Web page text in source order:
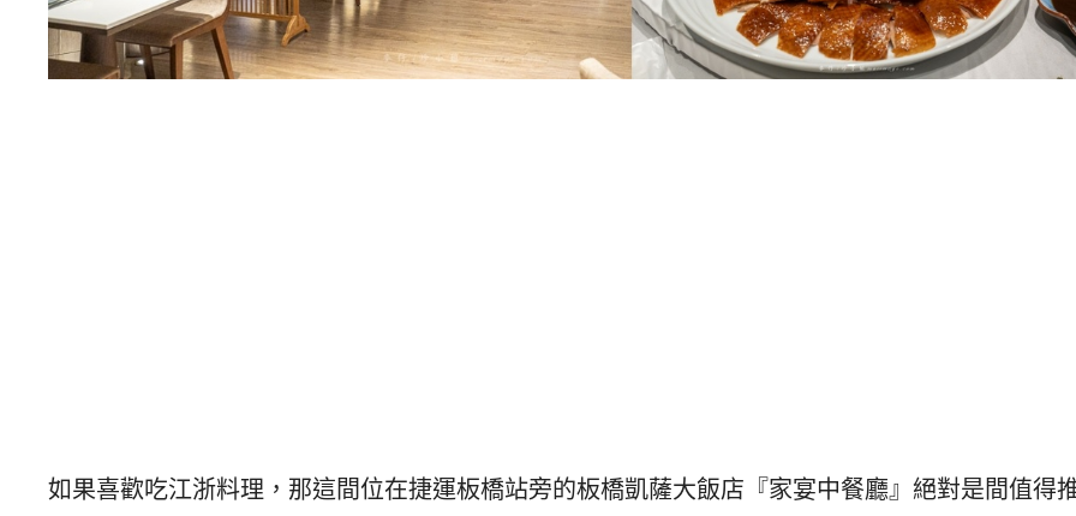
如果喜歡吃江浙料理，那這間位在捷運板橋站旁的板橋凱薩大飯店『家宴中餐廳』絕對是間值得